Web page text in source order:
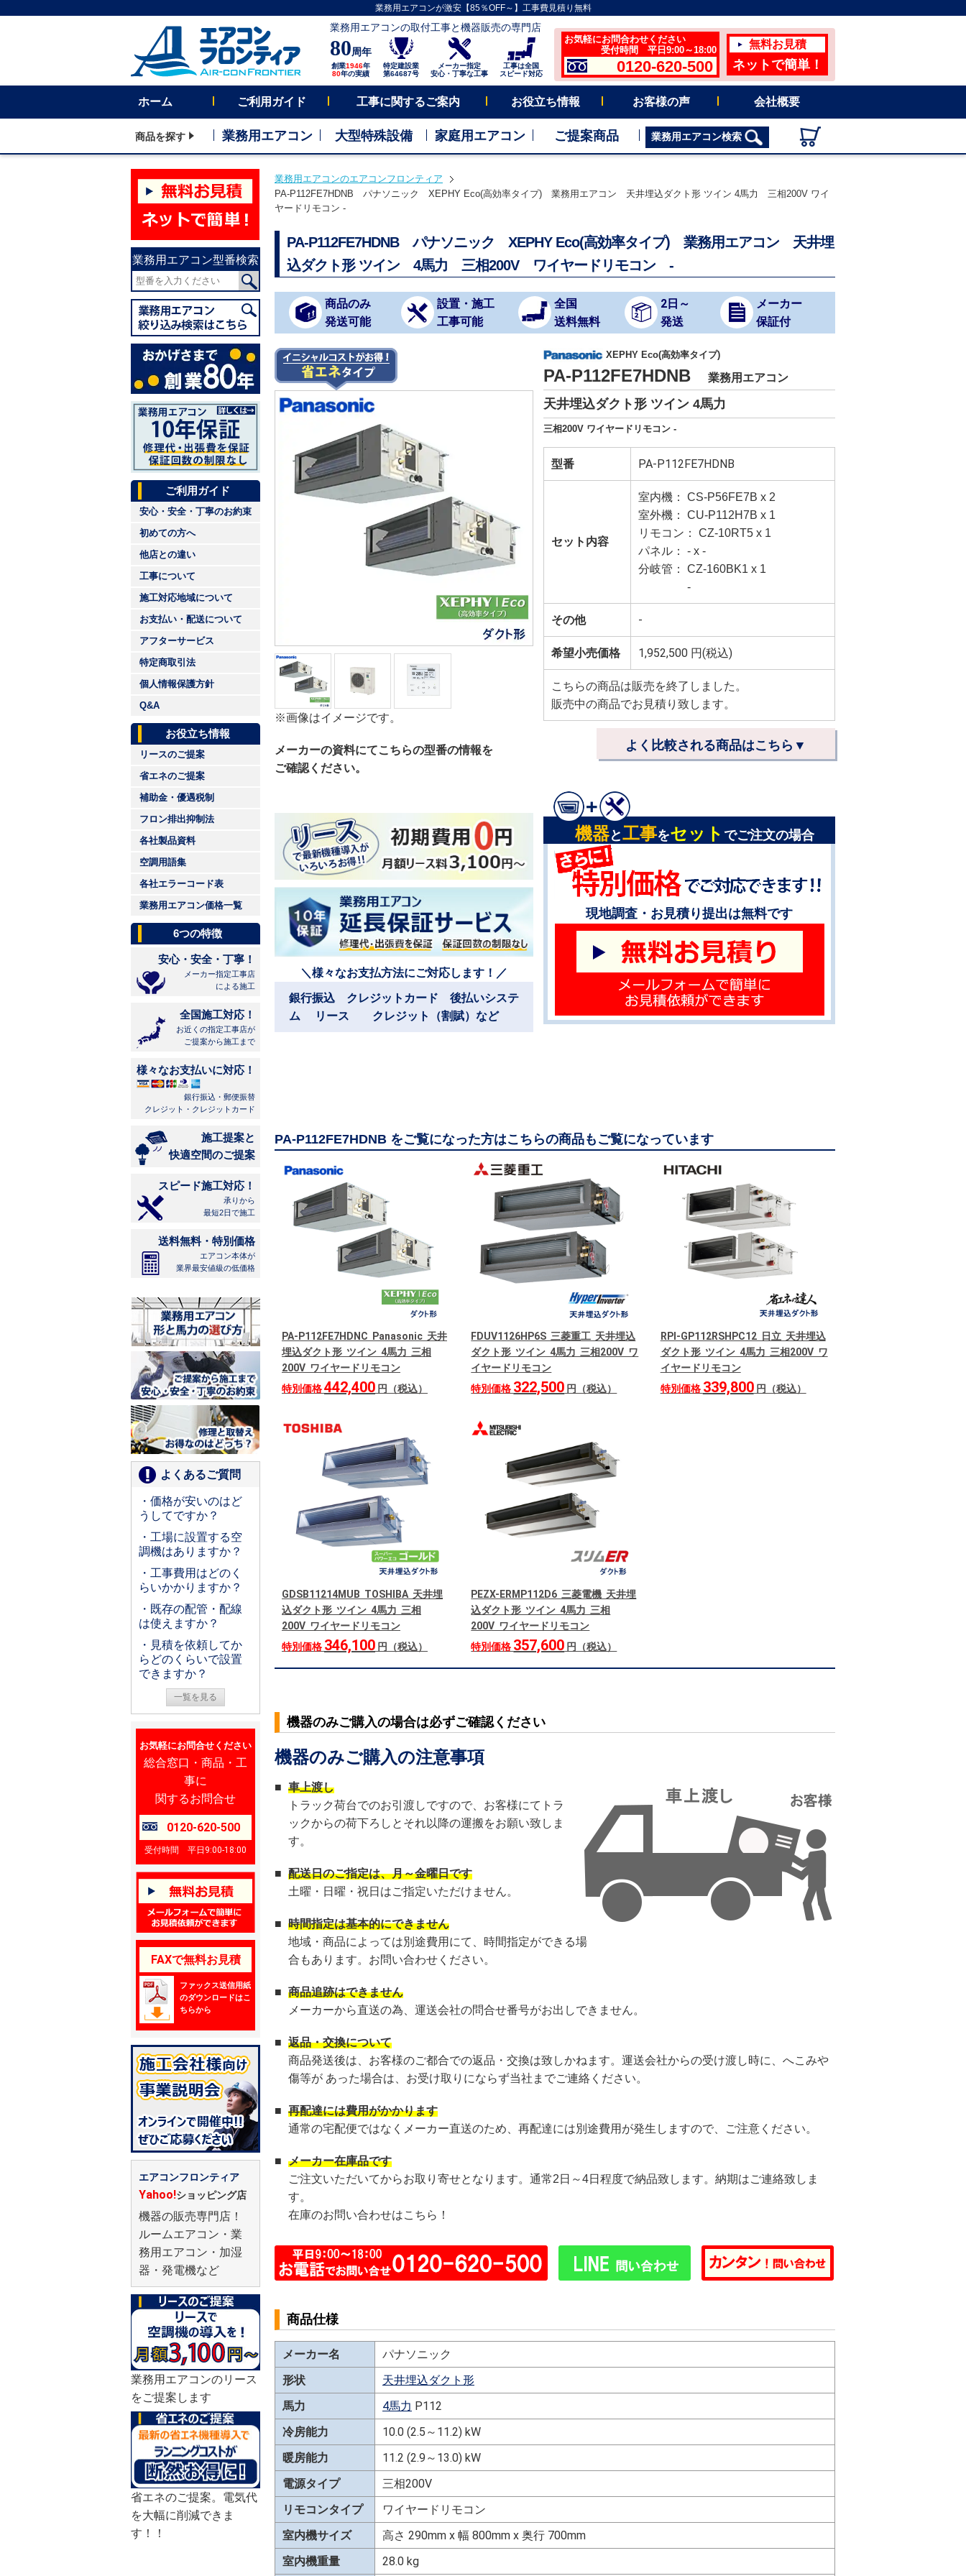
業務用エアコンが激安【85％OFF～】工事費見積り無料
業務用エアコンの取付工事と機器販売の専門店
80周年
創業1946年
80年の実績
特定建設業
第64687号
メーカー指定
安心・丁寧な工事
工事は全国
スピード対応
お気軽にお問合わせください
受付時間 平日9:00～18:00
0120-620-500
無料お見積
ネットで簡単！
ホーム ご利用ガイド 工事に関するご案内 お役立ち情報 お客様の声 会社概要
商品を探す 業務用エアコン 大型特殊設備 家庭用エアコン ご提案商品 業務用エアコン検索
業務用エアコン型番検索
ご利用ガイド
安心・安全・丁寧のお約束
初めての方へ
他店との違い
工事について
施工対応地域について
お支払い・配送について
アフターサービス
特定商取引法
個人情報保護方針
Q&A
お役立ち情報
リースのご提案
省エネのご提案
補助金・優遇税制
フロン排出抑制法
各社製品資料
空調用語集
各社エラーコード表
業務用エアコン価格一覧
6つの特徴
安心・安全・丁寧！
メーカー指定工事店
による施工
全国施工対応！
お近くの指定工事店が
ご提案から施工まで
様々なお支払いに対応！
銀行振込・郵便振替
クレジット・クレジットカード
施工提案と
快適空間のご提案
スピード施工対応！
承りから
最短2日で施工
送料無料・特別価格
エアコン本体が
業界最安値級の低価格
よくあるご質問
・価格が安いのはど
うしてですか？
・工場に設置する空
調機はありますか？
・工事費用はどのく
らいかかりますか？
・既存の配管・配線
は使えますか？
・見積を依頼してか
らどのくらいで設置
できますか？
一覧を見る
お気軽にお問合せください
総合窓口・商品・工
事に
関するお問合せ
0120-620-500
受付時間 平日9:00-18:00
FAXで無料お見積
ファックス送信用紙
のダウンロードはこ
ちらから
エアコンフロンティア
Yahoo!ショッピング店
機器の販売専門店！
ルームエアコン・業
務用エアコン・加湿
器・発電機など
業務用エアコンのリース
をご提案します
省エネのご提案。電気代
を大幅に削減できま
す！！
業務用エアコンのエアコンフロンティア
PA-P112FE7HDNB パナソニック XEPHY Eco(高効率タイプ) 業務用エアコン 天井埋込ダクト形 ツイン 4馬力 三相200V ワイ
ヤードリモコン -
PA-P112FE7HDNB パナソニック XEPHY Eco(高効率タイプ) 業務用エアコン 天井埋
込ダクト形 ツイン 4馬力 三相200V ワイヤードリモコン -
商品のみ
発送可能
設置・施工
工事可能
全国
送料無料
2日～
発送
メーカー
保証付
※画像はイメージです。
メーカーの資料にてこちらの型番の情報を
ご確認ください。
XEPHY Eco(高効率タイプ)
PA-P112FE7HDNB 業務用エアコン
天井埋込ダクト形 ツイン 4馬力
三相200V ワイヤードリモコン -
型番 PA-P112FE7HDNB
セット内容
室内機： CS-P56FE7B x 2
室外機： CU-P112H7B x 1
リモコン： CZ-10RT5 x 1
パネル： - x -
分岐管： CZ-160BK1 x 1
-
その他 -
希望小売価格 1,952,500 円(税込)
こちらの商品は販売を終了しました。
販売中の商品でお見積り致します。
よく比較される商品はこちら▼
＼様々なお支払方法にご対応します！／
銀行振込 クレジットカード 後払いシステ
ム リース クレジット（割賦）など
機器と工事をセット でご注文の場合
現地調査・お見積り提出は無料です
PA-P112FE7HDNB をご覧になった方はこちらの商品もご覧になっています
PA-P112FE7HDNC Panasonic 天井
埋込ダクト形 ツイン 4馬力 三相
200V ワイヤードリモコン
特別価格442,400 円（税込）
FDUV1126HP6S 三菱重工 天井埋込
ダクト形 ツイン 4馬力 三相200V ワ
イヤードリモコン
特別価格 322,500 円（税込）
RPI-GP112RSHPC12 日立 天井埋込
ダクト形 ツイン 4馬力 三相200V ワ
イヤードリモコン
特別価格 339,800円（税込）
GDSB11214MUB TOSHIBA 天井埋
込ダクト形 ツイン 4馬力 三相
200V ワイヤードリモコン
特別価格 346,100 円（税込）
PEZX-ERMP112D6 三菱電機 天井埋
込ダクト形 ツイン 4馬力 三相
200V ワイヤードリモコン
特別価格 357,600 円（税込）
機器のみご購入の場合は必ずご確認ください
機器のみご購入の注意事項
■ 車上渡し
トラック荷台でのお引渡しですので、お客様にてトラ
ックからの荷下ろしとそれ以降の運搬をお願い致しま
す。
■ 配送日のご指定は、月～金曜日です
土曜・日曜・祝日はご指定いただけません。
■ 時間指定は基本的にできません
地域・商品によっては別途費用にて、時間指定ができる場
合もあります。お問い合わせください。
■ 商品追跡はできません
メーカーから直送の為、運送会社の問合せ番号がお出しできません。
■ 返品・交換について
商品発送後は、お客様のご都合での返品・交換は致しかねます。運送会社からの受け渡し時に、へこみや
傷等が あった場合は、お受け取りにならず当社までご連絡ください。
■ 再配達には費用がかかります
通常の宅配便ではなくメーカー直送のため、再配達には別途費用が発生しますので、ご注意ください。
■ メーカー在庫品です
ご注文いただいてからお取り寄せとなります。通常2日～4日程度で納品致します。納期はご連絡致しま
す。
在庫のお問い合わせはこちら！
商品仕様
メーカー名
パナソニック
形状
天井埋込ダクト形
馬力
4馬力 P112
冷房能力
10.0 (2.5～11.2) kW
暖房能力
11.2 (2.9～13.0) kW
電源タイプ
三相200V
リモコンタイプ
ワイヤードリモコン
室内機サイズ
高さ 290mm x 幅 800mm x 奥行 700mm
室内機重量
28.0 kg